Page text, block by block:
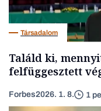
Társadalom
Találd ki,
felfüggesztett
Forbes2026. 1. 8. 1